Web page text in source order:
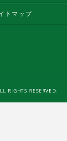
トマップ
RIGHTS RESERVED.